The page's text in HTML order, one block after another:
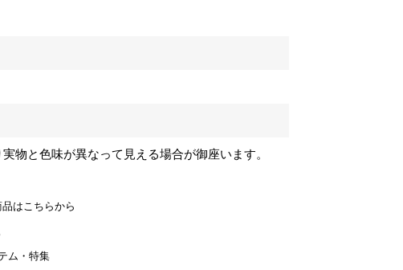
物と色味が異なって見える場合が御座います。
はこちらから
ム・特集